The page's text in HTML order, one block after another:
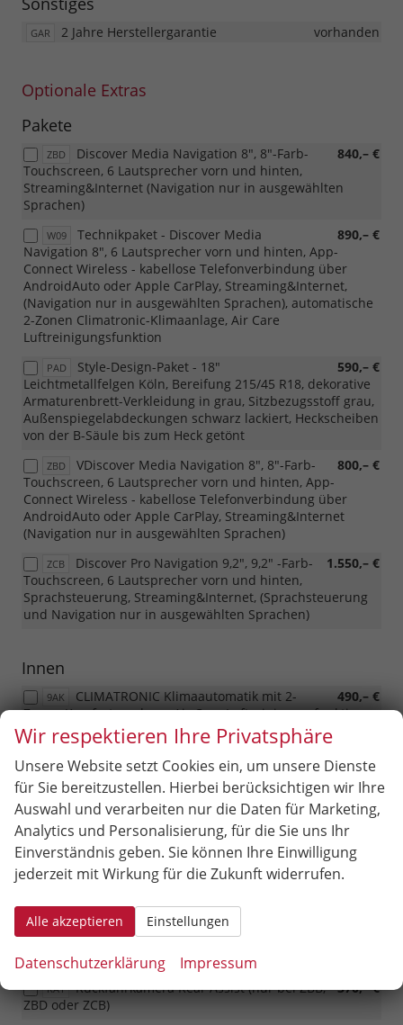
GAR 2 Jahre Herstellergarantie vorhanden
Optionale Extras
Pakete
ZBD 840,– €
Discover Media Navigation 8", 8"-Farb-
Touchscreen, 6 Lautsprecher vorn und hinten,
Streaming&Internet (Navigation nur in ausgewählten
Sprachen)
W09 890,– €
Technikpaket - Discover Media
Navigation 8", 6 Lautsprecher vorn und hinten, App-
Connect Wireless - kabellose Telefonverbindung über
AndroidAuto oder Apple CarPlay, Streaming&Internet,
(Navigation nur in ausgewählten Sprachen), automatische
2-Zonen Climatronic-Klimaanlage, Air Care
Luftreinigungsfunktion
PAD 590,– €
Style-Design-Paket - 18"
Leichtmetallfelgen Köln, Bereifung 215/45 R18, dekorative
Armaturenbrett-Verkleidung in grau, Sitzbezugsstoff grau,
Außenspiegelabdeckungen schwarz lackiert, Heckscheiben
von der B-Säule bis zum Heck getönt
ZBD 800,– €
VDiscover Media Navigation 8", 8"-Farb-
Touchscreen, 6 Lautsprecher vorn und hinten, App-
Connect Wireless - kabellose Telefonverbindung über
AndroidAuto oder Apple CarPlay, Streaming&Internet
(Navigation nur in ausgewählten Sprachen)
ZCB 1.550,– €
Discover Pro Navigation 9,2", 9,2" -Farb-
Touchscreen, 6 Lautsprecher vorn und hinten,
Sprachsteuerung, Streaming&Internet, (Sprachsteuerung
und Navigation nur in ausgewählten Sprachen)
Innen
9AK 490,– €
CLIMATRONIC Klimaautomatik mit 2-
Zonen Komfortregelung, Air Care Luftreinigungsfunktion
9JD
Raucherpaket mit Aschenbecher &
Zigarettenanzünder
Infotainment & Kommunikation
9S0
Digital Cockpit Pro - LCD-
Kombiinstrument mit einstellbaren Funktionen (nur mit
ZBB, ZBD oder ZCB)
PSH Sitzheizung vorn
Sicherheit & Assistenz
KA1 370,– €
Rückfahrkamera Rear Assist (nur bei ZBB,
ZBD oder ZCB)
Wir respektieren Ihre Privatsphäre
Unsere Website setzt Cookies ein, um unsere Dienste
für Sie bereitzustellen. Hierbei berücksichtigen wir Ihre
Auswahl und verarbeiten nur die Daten für Marketing,
Analytics und Personalisierung, für die Sie uns Ihr
Einverständnis geben. Sie können Ihre Einwilligung
jederzeit mit Wirkung für die Zukunft widerrufen.
Alle akzeptieren Einstellungen
Datenschutzerklärung Impressum